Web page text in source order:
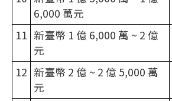
6,000 萬元
11 新臺幣 1 億 6,000 萬 ~ 2 億
元
12 新臺幣 2 億 ~ 2 億 5,000 萬
元